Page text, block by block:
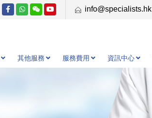
info@specialists.hk
其他服務 服務費用 資訊中心